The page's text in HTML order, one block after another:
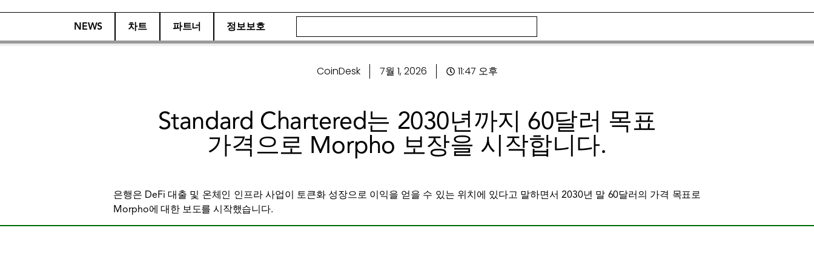
NEWS 차트 파트너 정보보호
CoinDesk 7월 1, 2026 11:47 오후
Standard Chartered는 2030년까지 60달러 목표
가격으로 Morpho 보장을 시작합니다.
은행은 DeFi 대출 및 온체인 인프라 사업이 토큰화 성장으로 이익을 얻을 수 있는 위치에 있다고 말하면서 2030년 말 60달러의 가격 목표로
Morpho에 대한 보도를 시작했습니다.